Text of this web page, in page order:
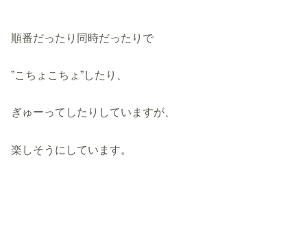
順番だったり同時だったりで
”こちょこちょ”したり、
ぎゅーってしたりしていますが、
楽しそうにしています。